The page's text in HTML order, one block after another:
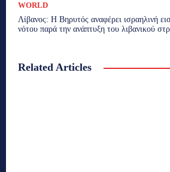
WORLD
Λίβανος: Η Βηρυτός αναφέρει ισραηλινή
νότου παρά την ανάπτυξη του λιβανικού
Related Articles